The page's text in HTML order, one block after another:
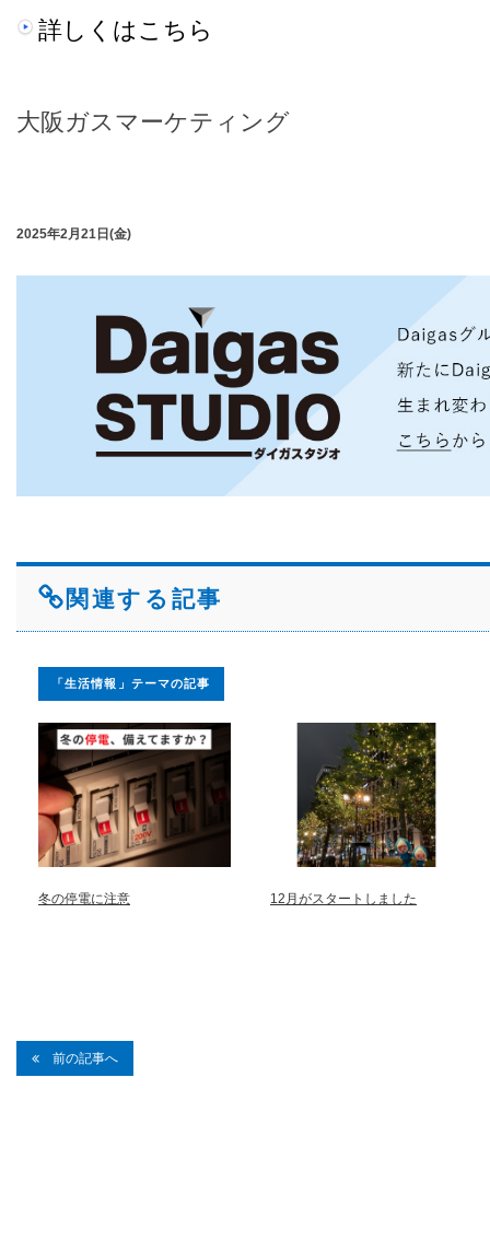
詳しくはこちら
大阪ガスマーケティング
2025年2月21日(金)
関連する記事
「生活情報」テーマの記事
冬の停電に注意 12月がスタートしました
前の記事へ